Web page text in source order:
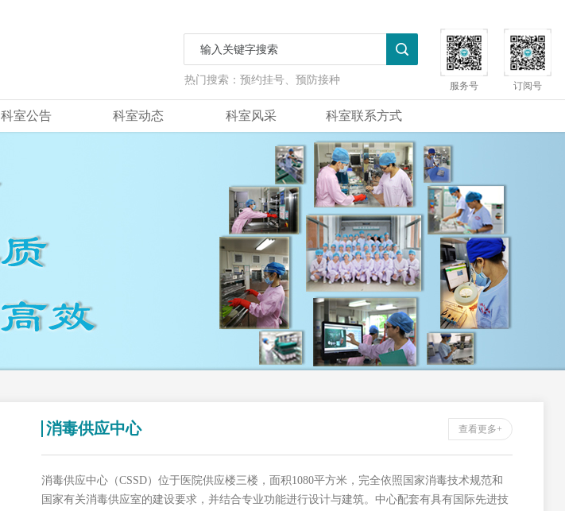
热门搜索：预约挂号、预防接种 服务号 订阅号
科室公告 科室动态 科室风采 科室联系方式
查看更多+
消毒供应中心
消毒供应中心（CSSD）位于医院供应楼三楼，面积1080平方米，完全依照国家消毒技术规范和
国家有关消毒供应室的建设要求，并结合专业功能进行设计与建筑。中心配套有具有国际先进技